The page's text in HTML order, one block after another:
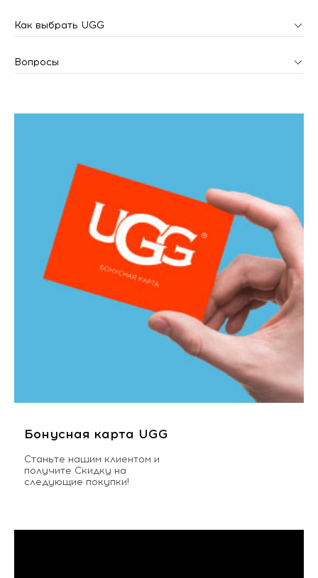
Как выбрать UGG
Вопросы
Бонусная карта UGG
Станьте нашим клиентом и
получите Скидку на
следующие покупки!